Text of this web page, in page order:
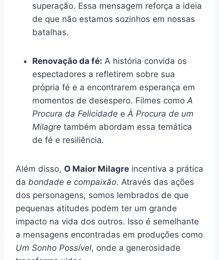
superação. Essa mensagem reforça a ideia
de que não estamos sozinhos em nossas
batalhas.
Renovação da fé: A história convida os
espectadores a refletirem sobre sua
própria fé e a encontrarem esperança em
momentos de desespero. Filmes como A
Procura da Felicidade e À Procura de um
Milagre também abordam essa temática
de fé e resiliência.
Além disso, O Maior Milagre incentiva a prática
da bondade e compaixão. Através das ações
dos personagens, somos lembrados de que
pequenas atitudes podem ter um grande
impacto na vida dos outros. Isso é semelhante
a mensagens encontradas em produções como
Um Sonho Possível, onde a generosidade